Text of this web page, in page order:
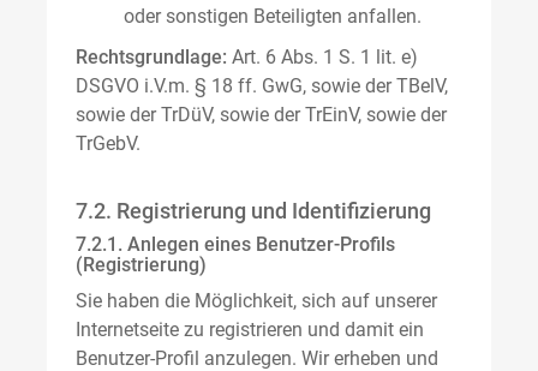
oder sonstigen Beteiligten anfallen.
Rechtsgrundlage: Art. 6 Abs. 1 S. 1 lit. e)
DSGVO i.V.m. § 18 ff. GwG, sowie der TBelV,
sowie der TrDüV, sowie der TrEinV, sowie der
TrGebV.
7.2. Registrierung und Identifizierung
7.2.1. Anlegen eines Benutzer-Profils
(Registrierung)
Sie haben die Möglichkeit, sich auf unserer
Internetseite zu registrieren und damit ein
Benutzer-Profil anzulegen. Wir erheben und